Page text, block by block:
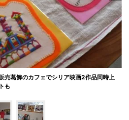
売葛飾のカフェでシリア映画2作品同時上
も